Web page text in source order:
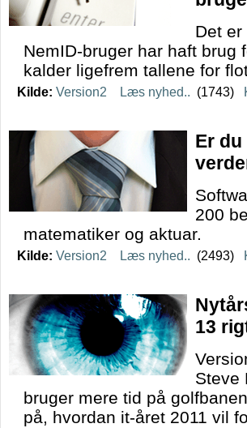
Det
NemID-bruger har haft brug
kalder ligefrem tallene for
Kilde: Version2 Læs nyhed.. (1743)
Er
200
matematiker og aktuar.
Kilde: Version2 Læs nyhed.. (2493)
13
Steve
bruger mere tid på
på, hvordan it-året 2011 vil